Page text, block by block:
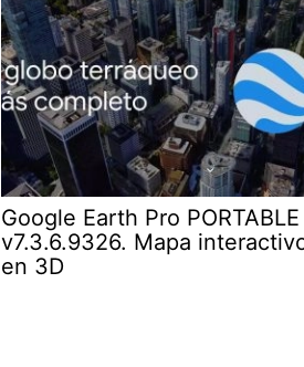
Google Earth Pro PORTABLE
v7.3.6.9326. Mapa
en 3D